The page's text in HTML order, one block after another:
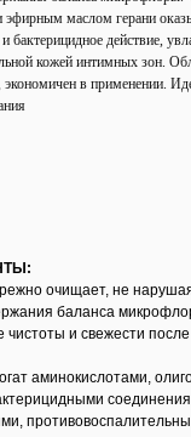
эфирным маслом герани
бактерицидное действие,
кожей интимных зон.
в применении.
очищает, не
баланса
и свежести
аминокислотами,